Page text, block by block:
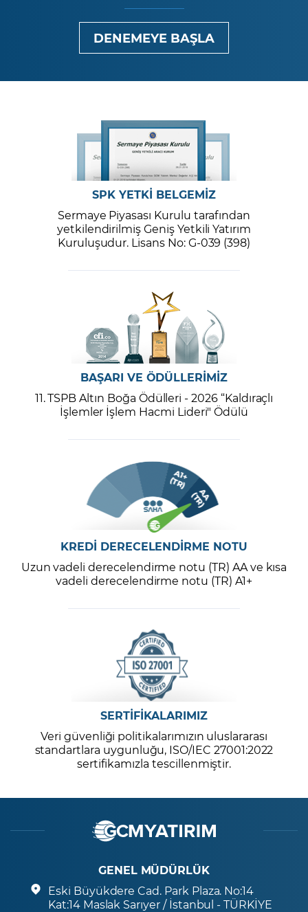
DENEMEYE BAŞLA
SPK YETKİ BELGEMİZ
Sermaye Piyasası Kurulu tarafından
yetkilendirilmiş Geniş Yetkili Yatırım
Kuruluşudur. Lisans No: G-039 (398)
BAŞARI VE ÖDÜLLERİMİZ
11. TSPB Altın Boğa Ödülleri - 2026 “Kaldıraçlı
İşlemler İşlem Hacmi Lideri" Ödülü
KREDİ DERECELENDİRME NOTU
Uzun vadeli derecelendirme notu (TR) AA ve kısa
vadeli derecelendirme notu (TR) A1+
SERTİFİKALARIMIZ
Veri güvenliği politikalarımızın uluslararası
standartlara uygunluğu, ISO/IEC 27001:2022
sertifikamızla tescillenmiştir.
GENEL MÜDÜRLÜK
Eski Büyükdere Cad. Park Plaza. No:14
Kat:14 Maslak Sarıyer / İstanbul - TÜRKİYE